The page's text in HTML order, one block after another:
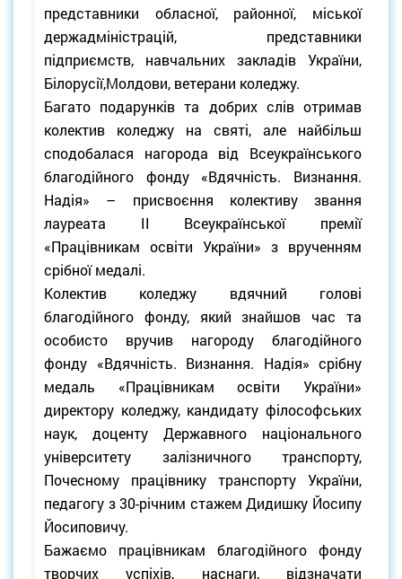
представники обласної, районної, міської
держадміністрацій, представники
підприємств, навчальних закладів України,
Білорусії,Молдови, ветерани коледжу.
Багато подарунків та добрих слів отримав
колектив коледжу на святі, але найбільш
сподобалася нагорода від Всеукраїнського
благодійного фонду «Вдячність. Визнання.
Надія» – присвоєння колективу звання
лауреата ІІ Всеукраїнської премії
«Працівникам освіти України» з врученням
срібної медалі.
Колектив коледжу вдячний голові
благодійного фонду, який знайшов час та
особисто вручив нагороду благодійного
фонду «Вдячність. Визнання. Надія» срібну
медаль «Працівникам освіти України»
директору коледжу, кандидату філософських
наук, доценту Державного національного
університету залізничного транспорту,
Почесному працівнику транспорту України,
педагогу з 30-річним стажем Дидишку Йосипу
Йосиповичу.
Бажаємо працівникам благодійного фонду
творчих успіхів, наснаги, відзначати